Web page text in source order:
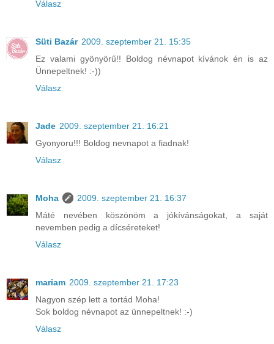
Válasz
Süti Bazár 2009. szeptember 21. 15:35
Ez valami gyönyörű!! Boldog névnapot kívánok én is az
Ünnepeltnek! :-))
Válasz
Jade 2009. szeptember 21. 16:21
Gyonyoru!!! Boldog nevnapot a fiadnak!
Válasz
Moha
2009. szeptember 21. 16:37
Máté nevében köszönöm a jókívánságokat, a saját
nevemben pedig a dícséreteket!
Válasz
mariam 2009. szeptember 21. 17:23
Nagyon szép lett a tortád Moha!
Sok boldog névnapot az ünnepeltnek! :-)
Válasz